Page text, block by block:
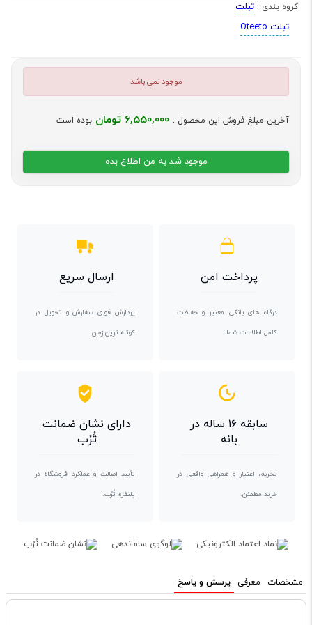
گروه بندی : تبلت
تبلت Oteeto
موجود نمی باشد
آخرین مبلغ فروش این محصول ، 6,550,000 تومان بوده است
موجود شد به من اطلاع بده
پرداخت امن
درگاه های بانکی معتبر و حفاظت
کامل اطلاعات شما.
ارسال سریع
پردازش فوری سفارش و تحویل در
کوتاه ترین زمان.
سابقه ۱۶ ساله در
بانه
تجربه، اعتبار و همراهی واقعی در
خرید مطمئن.
دارای نشان ضمانت
تُرُب
تأیید اصالت و عملکرد فروشگاه در
پلتفرم تُرُب.
مشخصات معرفی پرسش و پاسخ